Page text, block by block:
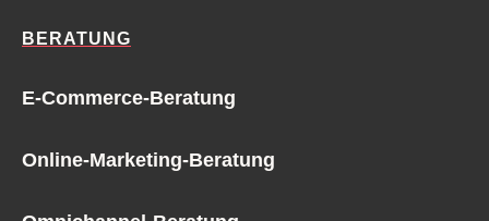
BERATUNG
E-Commerce-Beratung
Online-Marketing-Beratung